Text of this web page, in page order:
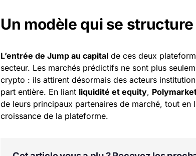
Un modèle qui se structure
L’entrée de Jump au capital de ces deux
secteur. Les marchés prédictifs ne sont plus
crypto : ils attirent désormais des acteurs
part entière. En liant liquidité et equity,
de leurs principaux partenaires de marché, tout en
croissance de la plateforme.